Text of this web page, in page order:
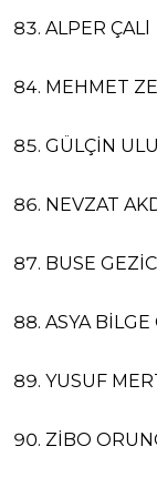
ALPER ÇALl
MEHMET
GÜLÇİN
NEVZAT
BUSE
ASYA BİLGE
YUSUF
ZİBO